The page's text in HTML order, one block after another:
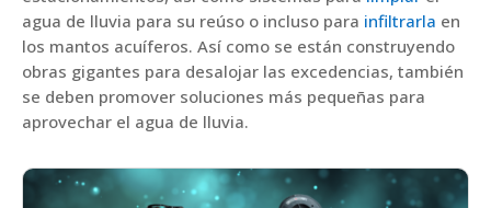
agua de lluvia para su reúso o incluso para infiltrarla en
los mantos acuíferos. Así como se están construyendo
obras gigantes para desalojar las excedencias, también
se deben promover soluciones más pequeñas para
aprovechar el agua de lluvia.